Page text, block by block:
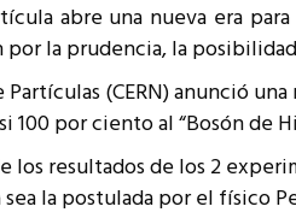
Representantes
Institucionales
Representantes Técnicos
abre una nueva era
la prudencia, la
Partículas (CERN) anunció
por ciento al “Bosón de
los resultados de los 2
la postulada por el físico